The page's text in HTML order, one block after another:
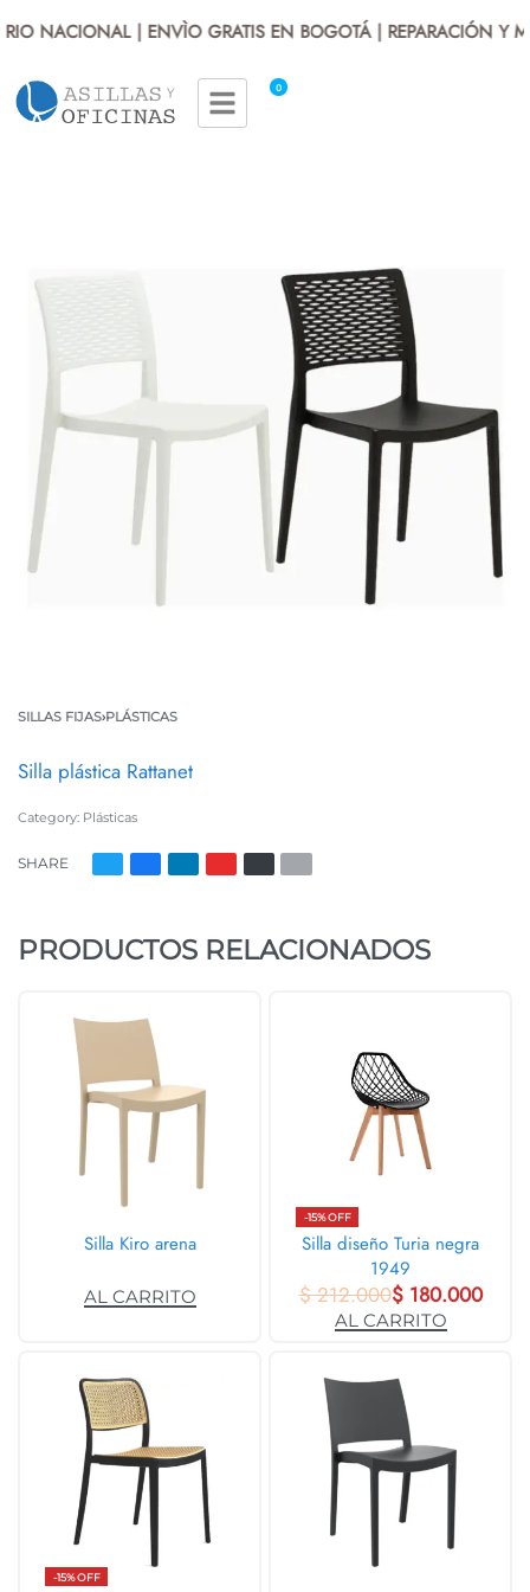
NACIONAL | ENVÌO GRATIS EN BOGOTÁ | REPARACIÓN Y
0
SILLAS FIJAS›PLÁSTICAS
Silla plástica Rattanet
Category: Plásticas
SHARE
PRODUCTOS RELACIONADOS
Silla Kiro arena
AL CARRITO
-15% OFF
Silla diseño Turia negra
1949
$212.000$180.000
AL CARRITO
-15% OFF